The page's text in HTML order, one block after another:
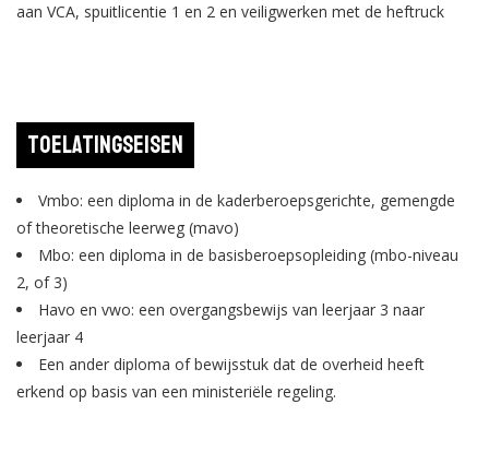
aan VCA, spuitlicentie 1 en 2 en veiligwerken met de heftruck
Toelatingseisen
Vmbo: een diploma in de kaderberoepsgerichte, gemengde
of theoretische leerweg (mavo)
Mbo: een diploma in de basisberoepsopleiding (mbo-niveau
2, of 3)
Havo en vwo: een overgangsbewijs van leerjaar 3 naar
leerjaar 4
Een ander diploma of bewijsstuk dat de overheid heeft
erkend op basis van een ministeriële regeling.